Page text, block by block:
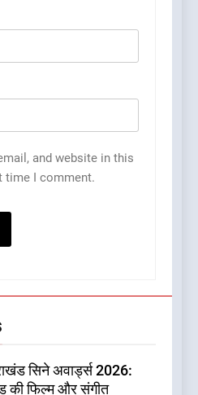
and website in this
time I comment.
सिने अवार्ड्स 2026:
की फिल्म और संगीत